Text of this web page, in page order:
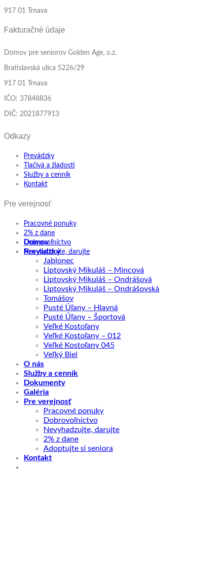
917 01 Trnava
Fakturačné údaje
Domov pre seniorov Golden Age, o.z.
Bratislavská ulica 5226/29
917 01 Trnava
IČO: 37848836
DIČ: 2021877913
Odkazy
Prevádzky
Tlačivá a žiadosti
Služby a cenník
Kontakt
Pre verejnosť
Pracovné ponuky
2% z dane
Dobrovoľníctvo
Nevyhadzujte, darujte
Domov
Prevádzky
Jablonec
Liptovský Mikuláš – Mincová
Liptovský Mikuláš – Ondrášová
Liptovský Mikuláš – Ondrášovská
Tomášov
Pusté Úľany – Hlavná
Pusté Úľany – Športová
Veľké Kostoľany
Veľké Kostoľany – 012
Veľké Kostoľany 045
Veľký Biel
O nás
Služby a cenník
Dokumenty
Galéria
Pre verejnosť
Pracovné ponuky
Dobrovoľníctvo
Nevyhadzujte, darujte
2% z dane
Adoptujte si seniora
Kontakt